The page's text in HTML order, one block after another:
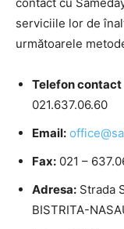
serviciile lor de
următoarele
Telefon contact
021.637.06.60
Email:
Fax: 021 –
Adresa: Strada
BISTRITA-